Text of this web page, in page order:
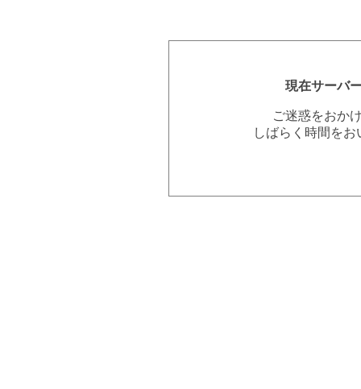
現在サーバ
ご迷惑をおか
しばらく時間を